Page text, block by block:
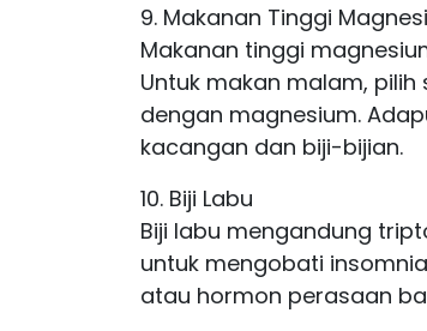
9. Makanan Tinggi
Makanan tinggi
Untuk makan malam,
dengan magnesium.
kacangan dan biji-bijian.
10. Biji Labu
Biji labu mengandung
untuk mengobati
atau hormon perasaan